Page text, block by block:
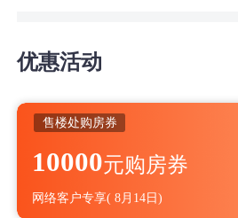
优惠活动
售楼处购房券
10000元购房券
网络客户专享( 8月14日)